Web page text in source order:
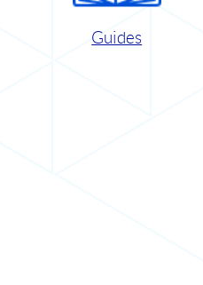
Guides